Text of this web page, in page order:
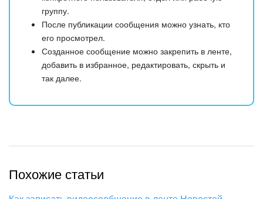
группу.
После публикации сообщения можно узнать, кто
его просмотрел.
Созданное сообщение можно закрепить в ленте,
добавить в избранное, редактировать, скрыть и
так далее.
Похожие статьи